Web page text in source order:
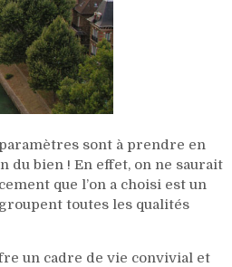
sont à prendre en
du bien ! En effet, on ne saurait
que l’on a choisi est un
toutes les qualités
un cadre de vie convivial et